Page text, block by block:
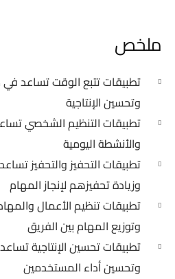
ملخص
تطبيقات تتبع الوقت تساعد
وتحسين الإنتاجية
تطبيقات التنظيم الشخصي
والأنشطة اليومية
تطبيقات التحفيز والتحفيز
وزيادة تحفيزهم لإنجاز المهام
تطبيقات تنظيم الأعمال
وتوزيع المهام بين الفريق
تطبيقات تحسين الإنتاجية تساعد
وتحسين أداء المستخدمين